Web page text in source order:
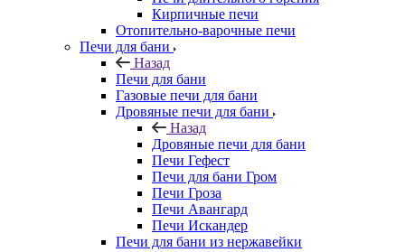
Кирпичные печи
Отопительно-варочные печи
Печи для бани
Назад
Печи для бани
Газовые печи для бани
Дровяные печи для бани
Назад
Дровяные печи для бани
Печи Гефест
Печи для бани Гром
Печи Гроза
Печи Авангард
Печи Искандер
Печи для бани из нержавейки